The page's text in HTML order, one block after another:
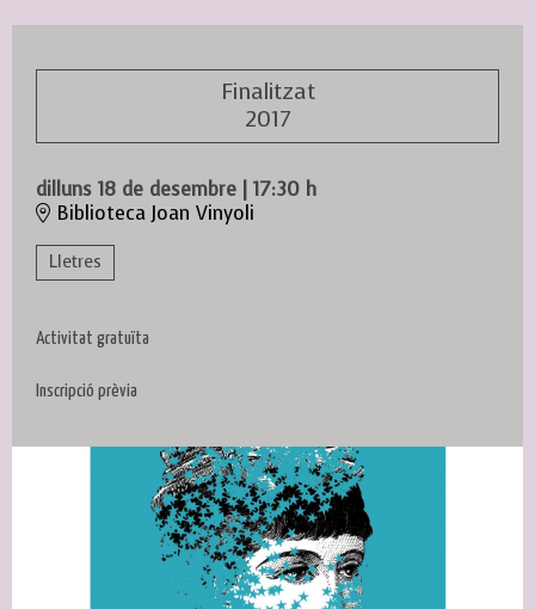
Finalitzat
2017
dilluns 18 de desembre | 17:30 h
Biblioteca Joan Vinyoli
Lletres
Activitat gratuïta
Inscripció prèvia